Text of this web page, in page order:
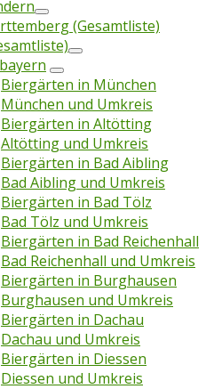
(Gesamtliste)
Biergärten in München
München und Umkreis
Biergärten in Altötting
Altötting und Umkreis
Biergärten in Bad Aibling
Bad Aibling und Umkreis
Biergärten in Bad Tölz
Bad Tölz und Umkreis
Biergärten in Bad Reichenhall
Bad Reichenhall und Umkreis
Biergärten in Burghausen
Burghausen und Umkreis
Biergärten in Dachau
Dachau und Umkreis
Biergärten in Diessen
Diessen und Umkreis